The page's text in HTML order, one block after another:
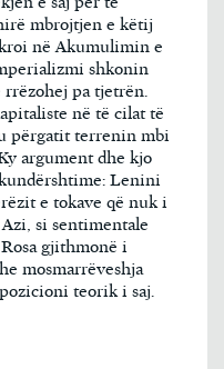
mbrojtjen e këtij
në Akumulimin e
shkonin
pa tjetrën.
në të cilat të
përgatit terrenin mbi
argument dhe kjo
Lenini
e tokave që nuk i
si sentimentale
gjithmonë i
mosmarrëveshja
teorik i saj.